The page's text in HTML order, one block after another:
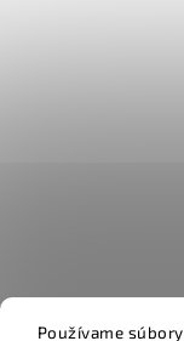
Používame